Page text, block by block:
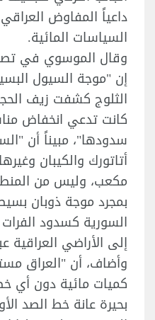
داعياً المفاوض
السياسات المائية.
وقال الموسوي في
إن "موجة السيول
الثلوج كشفت زيف
كانت تدعي انخفاض
سدودها"، مبيناً أن
مكعب، وليس من
بمجرد موجة ذوبان
السورية كسدود
إلى الأراضي العراقية
وأضاف، أن "العراق
كميات مائية دون أي
بحيرة عانة خط الصد